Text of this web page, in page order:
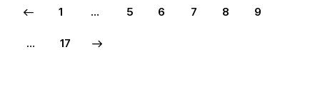
1 … 5 6 7 8 9
… 17
>